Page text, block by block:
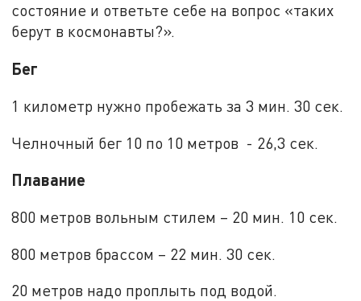
состояние и ответьте себе на вопрос «таких
берут в космонавты?».
Бег
1 километр нужно пробежать за 3 мин. 30 сек.
Челночный бег 10 по 10 метров - 26,3 сек.
Плавание
800 метров вольным стилем – 20 мин. 10 сек.
800 метров брассом – 22 мин. 30 сек.
20 метров надо проплыть под водой.